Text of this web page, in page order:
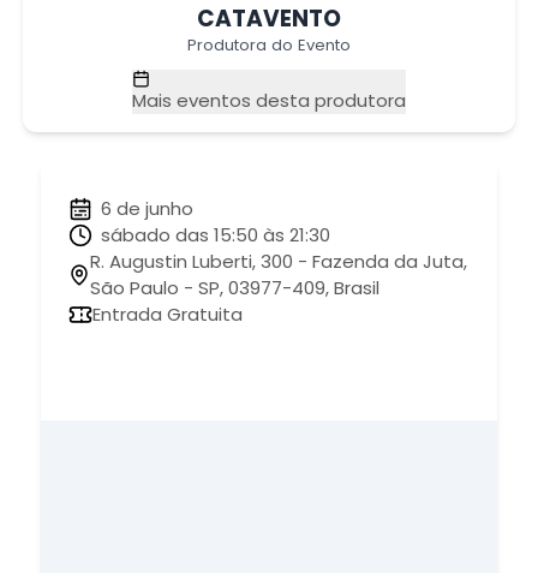
CATAVENTO
Produtora do Evento
Mais eventos desta produtora
6 de junho
sábado das 15:50 às 21:30
R. Augustin Luberti, 300 - Fazenda da Juta,
São Paulo - SP, 03977-409, Brasil
Entrada Gratuita